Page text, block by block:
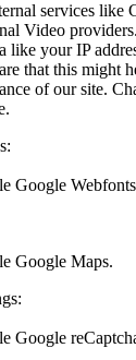
services like
Video
like your IP
that this might
of our site.
Google
Google Maps.
Google